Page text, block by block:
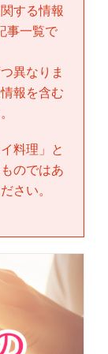
関する情報
事一覧で
異なりま
報を含む
料理 」と
のではあ
さい。